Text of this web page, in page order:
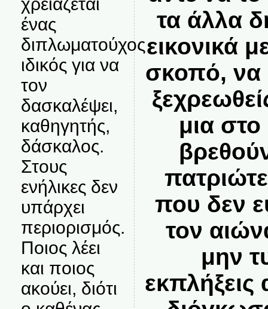
ένας
διπλωματούχος
ιδικός για να
τον
δασκαλέψει,
καθηγητής,
δάσκαλος.
Στους
ενήλικες δεν
υπάρχει
περιορισμός.
Ποιος λέει
και ποιος
ακούει, διότι
τα άλλα
εικονικά
σκοπό, να
μια
που δεν
τον
μην